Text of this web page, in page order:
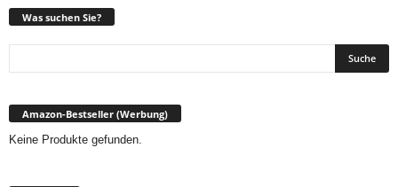
Was suchen Sie?
Amazon-Bestseller (Werbung)
Keine Produkte gefunden.